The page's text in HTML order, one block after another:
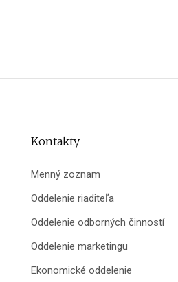
Kontakty
Menný zoznam
Oddelenie riaditeľa
Oddelenie odborných činností
Oddelenie marketingu
Ekonomické oddelenie